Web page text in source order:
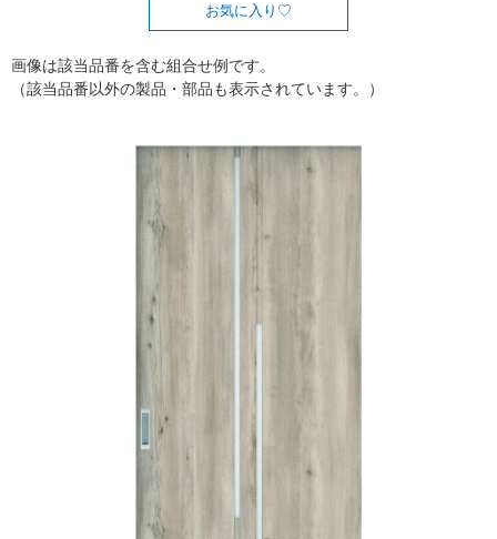
お気に入り
画像は該当品番を含む組合せ例です。
（該当品番以外の製品・部品も表示されています。）